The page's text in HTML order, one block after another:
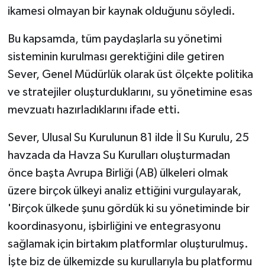
ikamesi olmayan bir kaynak olduğunu söyledi.
Bu kapsamda, tüm paydaşlarla su yönetimi
sisteminin kurulması gerektiğini dile getiren
Sever, Genel Müdürlük olarak üst ölçekte politika
ve stratejiler oluşturduklarını, su yönetimine esas
mevzuatı hazırladıklarını ifade etti.
Sever, Ulusal Su Kurulunun 81 ilde İl Su Kurulu, 25
havzada da Havza Su Kurulları oluşturmadan
önce başta Avrupa Birliği (AB) ülkeleri olmak
üzere birçok ülkeyi analiz ettiğini vurgulayarak,
'Birçok ülkede şunu gördük ki su yönetiminde bir
koordinasyonu, işbirliğini ve entegrasyonu
sağlamak için birtakım platformlar oluşturulmuş.
İşte biz de ülkemizde su kurullarıyla bu platformu